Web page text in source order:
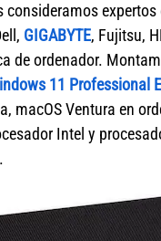
consideramos expertos
GIGABYTE, Fujitsu,
ordenador.
11 Professional
macOS Ventura en
Intel y